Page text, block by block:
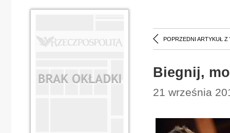
POPRZEDNI ARTYKUŁ Z
Biegnij,
21 września